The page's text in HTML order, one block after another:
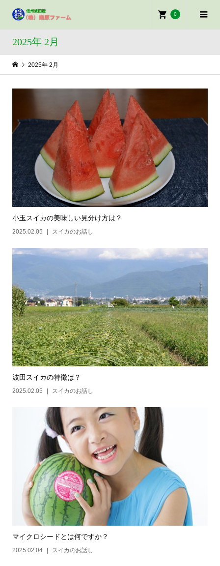
0
2025年 2月
2025年 2月
小玉スイカの美味しい見分け方は？
2025.02.05 スイカのお話し
波田スイカの特徴は？
2025.02.05 スイカのお話し
マイクロシードとは何ですか？
2025.02.04 スイカのお話し